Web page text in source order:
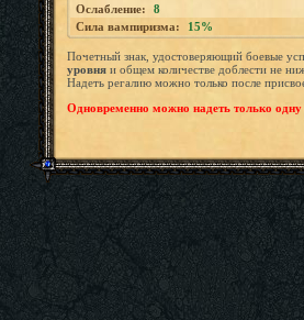
Ослабление:
8
Сила вампиризма:
15%
Почетный знак, удостоверяющий боевые
уровняи общем количестве доблести не
Надеть регалию можно только после
Одновременно можно надеть только одну